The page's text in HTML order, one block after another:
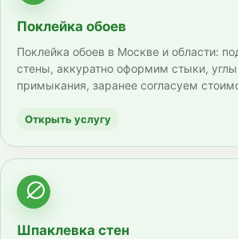
Поклейка обоев
Поклейка обоев в Москве и области:
стены, аккуратно оформим стыки,
примыкания, заранее согласуем
Открыть услугу
Шпаклевка стен